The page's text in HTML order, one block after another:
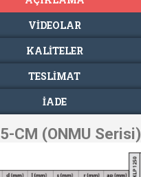
VIDEOLAR
KALİTELER
TESLIMAT
İADE
CM (ONMU Serisi)